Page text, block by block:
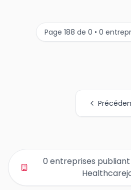
Page 188 de 0 • 0
0 entreprises